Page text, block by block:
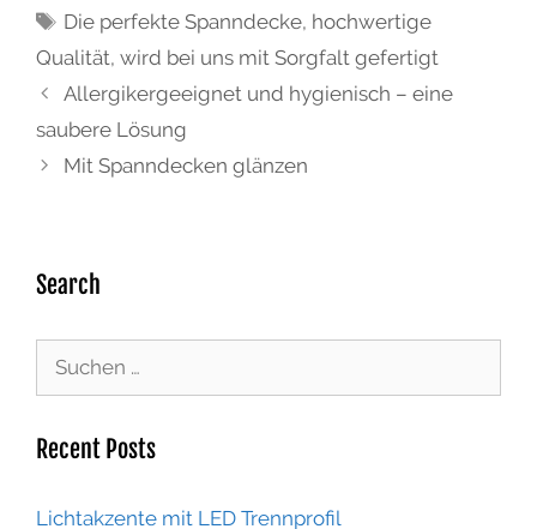
Die perfekte Spanndecke, hochwertige
Qualität, wird bei uns mit Sorgfalt gefertigt
Allergikergeeignet und hygienisch – eine
saubere Lösung
Mit Spanndecken glänzen
Search
Recent Posts
Lichtakzente mit LED Trennprofil